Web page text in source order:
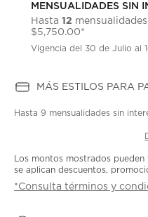
MENSUALIDADES SIN
Hasta12
$5,750.00*
Vigencia del 30 de Julio al
MÁS ESTILOS PARA
Hasta9 mensualidades sin
Los montos mostrados
se aplican descuentos,
*Consulta términos y